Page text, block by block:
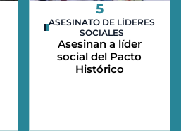
5
ASESINATO DE LÍDERES
SOCIALES
Asesinan a líder
social del Pacto
Histórico